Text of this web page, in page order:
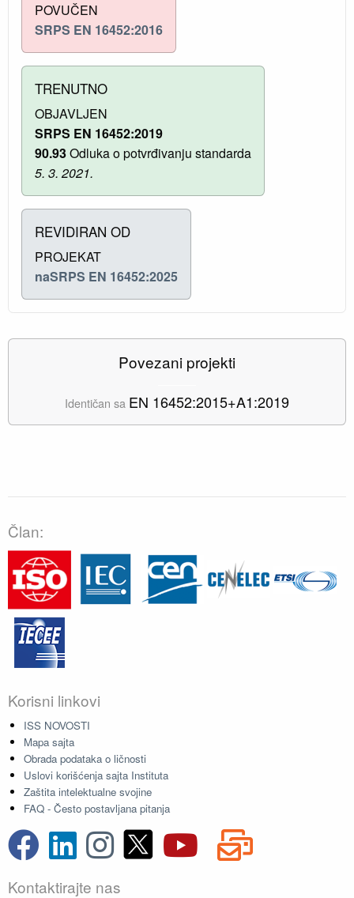
POVUČEN
SRPS EN 16452:2016
TRENUTNO
OBJAVLJEN
SRPS EN 16452:2019
90.93Odluka o potvrđivanju standarda
5. 3. 2021.
REVIDIRAN OD
PROJEKAT
naSRPS EN 16452:2025
Povezani projekti
Identičan sa EN 16452:2015+A1:2019
Član:
Korisni linkovi
ISS NOVOSTI
Mapa sajta
Obrada podataka o ličnosti
Uslovi korišćenja sajta Instituta
Zaštita intelektualne svojine
FAQ - Često postavljana pitanja
Kontaktirajte nas